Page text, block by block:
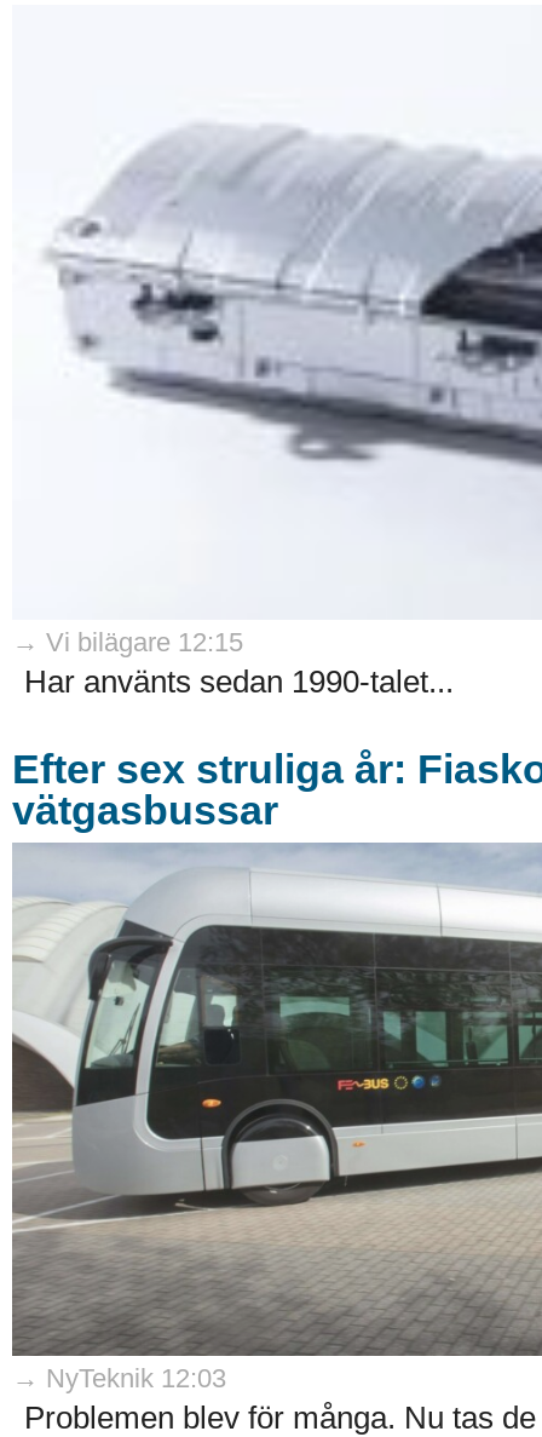
→ Vi bilägare 12:15
Har använts sedan 1990-talet...
Efter sex struliga år:
vätgasbussar
→ NyTeknik 12:03
Problemen blev för många. Nu tas